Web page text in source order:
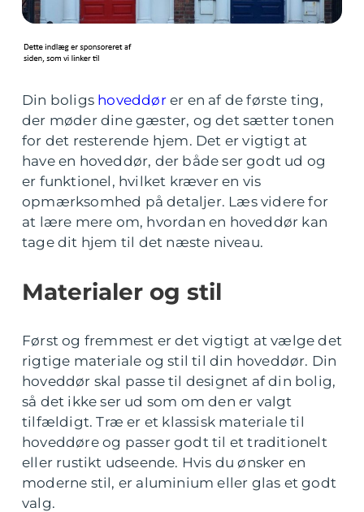
Din boligs hoveddører en af de første ting,
der møder dine gæster, og det sætter tonen
for det resterende hjem. Det er vigtigt at
have en hoveddør, der både ser godt ud og
er funktionel, hvilket kræver en vis
opmærksomhed på detaljer. Læs videre for
at lære mere om, hvordan en hoveddør kan
tage dit hjem til det næste niveau.
Materialer og stil
Først og fremmest er det vigtigt at vælge det
rigtige materiale og stil til din hoveddør. Din
hoveddør skal passe til designet af din bolig,
så det ikke ser ud som om den er valgt
tilfældigt. Træ er et klassisk materiale til
hoveddøre og passer godt til et traditionelt
eller rustikt udseende. Hvis du ønsker en
moderne stil, er aluminium eller glas et godt
valg.